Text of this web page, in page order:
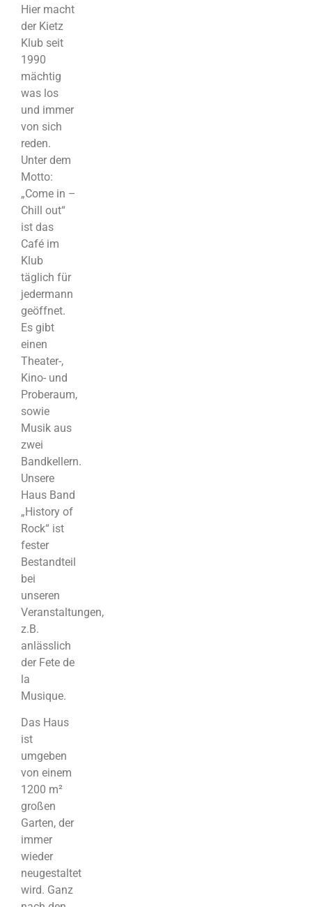
Hier macht
der Kietz
Klub seit
1990
mächtig
was los
und immer
von sich
reden.
Unter dem
Motto:
„Come in –
Chill out“
ist das
Café im
Klub
täglich für
jedermann
geöffnet.
Es gibt
einen
Theater-,
Kino- und
Proberaum,
sowie
Musik aus
zwei
Bandkellern.
Unsere
Haus Band
„History of
Rock“ ist
fester
Bestandteil
bei
unseren
Veranstaltungen,
z.B.
anlässlich
der Fete de
la
Musique.
Das Haus
ist
umgeben
von einem
1200 m²
großen
Garten, der
immer
wieder
neugestaltet
wird. Ganz